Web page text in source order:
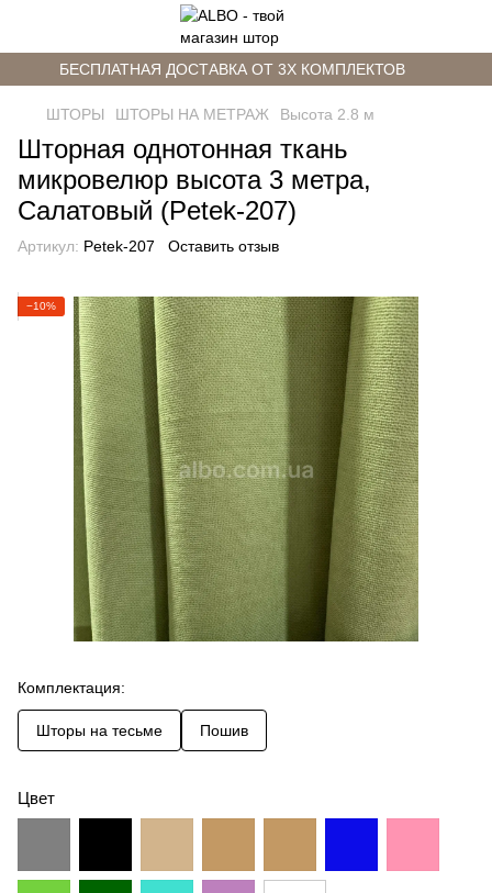
БЕСПЛАТНАЯ ДОСТАВКА ОТ 3Х КОМПЛЕКТОВ
ШТОРЫ ШТОРЫ НА МЕТРАЖ Высота 2.8 м
Шторная однотонная ткань
микровелюр высота 3 метра,
Салатовый (Petek-207)
Артикул: Petek-207 Оставить отзыв
−10%
Комплектация:
Шторы на тесьме Пошив
Цвет